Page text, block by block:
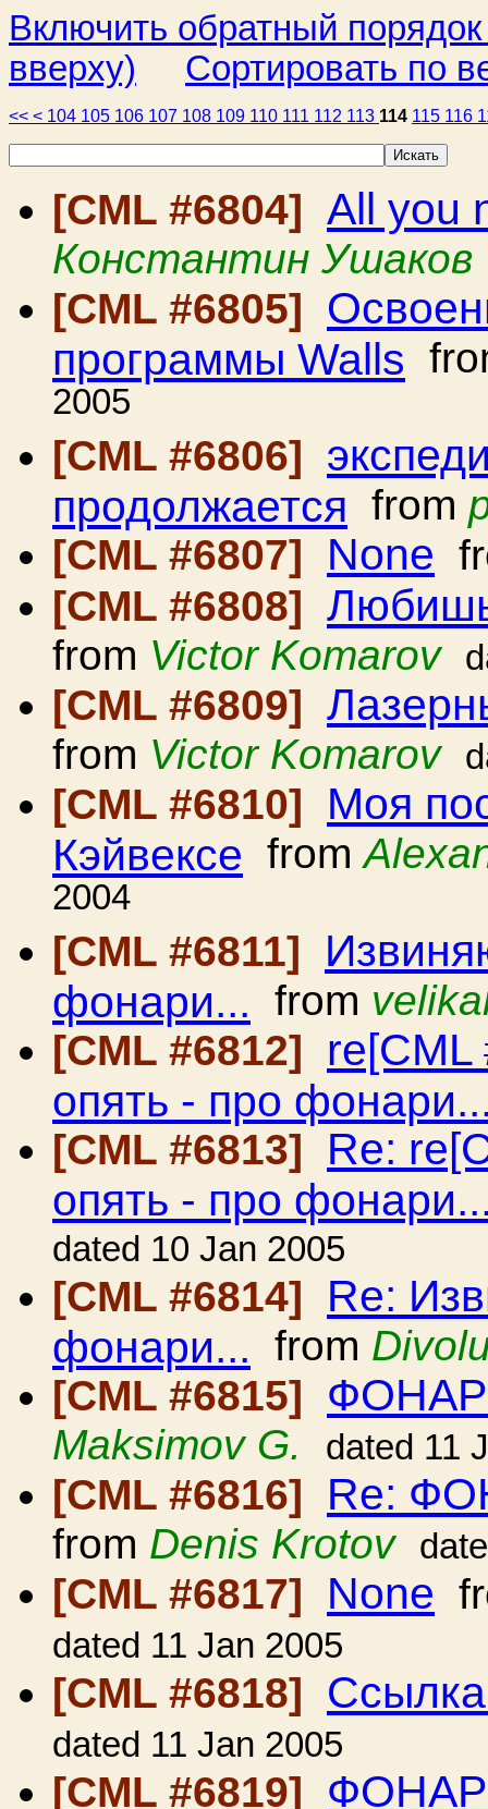
Включить обратный
вверху)
Сортировать по
<< < 104 105 106 107 108 109 110 111 112 113 114 115 116
[CML #6804] All you
Константин Ушаков
[CML #6805]
программы Walls
2005
[CML #6806]
продолжается from
[CML #6807]
None
[CML #6808]
from Victor Komarov
[CML #6809]
from Victor Komarov
[CML #6810] Моя
Кэйвексе from
2004
[CML #6811]
фонари... from
[CML #6812]
re[CML
опять - про
[CML #6813]
Re:
опять - про
dated 10 Jan 2005
[CML #6814] Re:
фонари... from
[CML #6815]
Maksimov G. dated 11
[CML #6816] Re:
from Denis Krotov
[CML #6817] None
dated 11 Jan 2005
[CML #6818]
dated 11 Jan 2005
[CML #6819]